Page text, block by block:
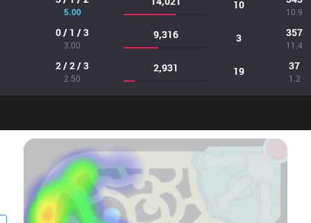
5.00
10
10.9
0 / 1 / 3
3.00
9,316 3 357
11.4
2 / 2 / 3
2.50
2,931 19 37
1.2